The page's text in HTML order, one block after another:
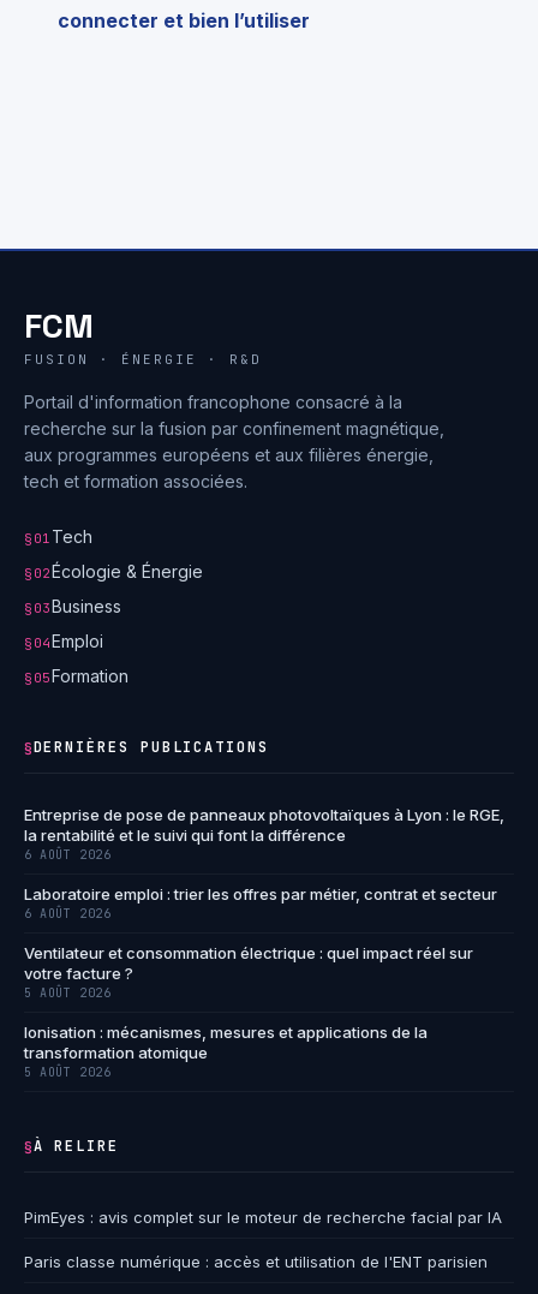
connecter et bien l’utiliser
FCM
FUSION · ÉNERGIE · R&D
Portail d'information francophone consacré à la
recherche sur la fusion par confinement magnétique,
aux programmes européens et aux filières énergie,
tech et formation associées.
§01 Tech
§02Écologie & Énergie
§03Business
§04Emploi
§05Formation
§DERNIÈRES PUBLICATIONS
Entreprise de pose de panneaux photovoltaïques à Lyon : le RGE,
la rentabilité et le suivi qui font la différence
6 AOÛT 2026
Laboratoire emploi : trier les offres par métier, contrat et secteur
6 AOÛT 2026
Ventilateur et consommation électrique : quel impact réel sur
votre facture ?
5 AOÛT 2026
Ionisation : mécanismes, mesures et applications de la
transformation atomique
5 AOÛT 2026
§À RELIRE
PimEyes : avis complet sur le moteur de recherche facial par IA
Paris classe numérique : accès et utilisation de l'ENT parisien